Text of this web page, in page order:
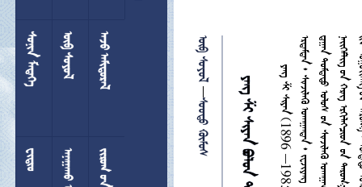
 

     

 